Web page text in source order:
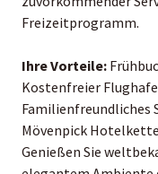
Freizeitprogramm.
Ihre Vorteile:
Kostenfreier
Familienfreundliches
Mövenpick
Genießen Sie